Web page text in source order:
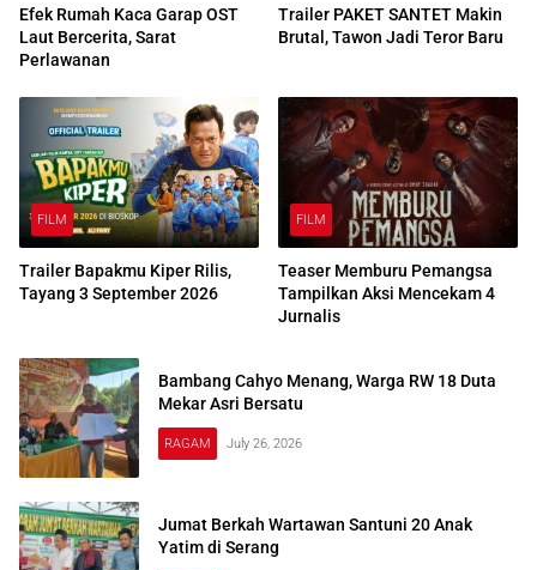
Efek Rumah Kaca Garap OST
Laut Bercerita, Sarat
Perlawanan
Trailer PAKET SANTET Makin
Brutal, Tawon Jadi Teror Baru
FILM
Trailer Bapakmu Kiper Rilis,
Tayang 3 September 2026
FILM
Teaser Memburu Pemangsa
Tampilkan Aksi Mencekam 4
Jurnalis
Bambang Cahyo Menang, Warga RW 18 Duta
Mekar Asri Bersatu
RAGAM July 26, 2026
Jumat Berkah Wartawan Santuni 20 Anak
Yatim di Serang